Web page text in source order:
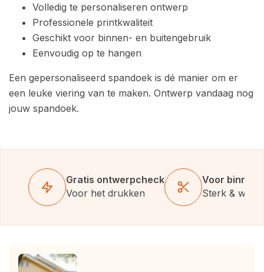
Volledig te personaliseren ontwerp
Professionele printkwaliteit
Geschikt voor binnen- en buitengebruik
Eenvoudig op te hangen
Een gepersonaliseerd spandoek is dé manier om er
een leuke viering van te maken. Ontwerp vandaag nog
jouw spandoek.
Gratis ontwerpcheck
Voor het drukken
Voor binnen
Sterk &